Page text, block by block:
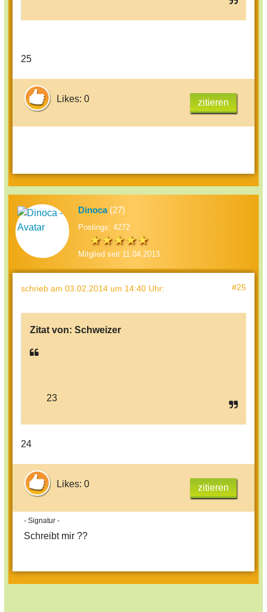
25
Likes: 0 zitieren
Dinoca(27)
Postings: 4272
Mitglied seit 11.04.2013
schrieb am 03.02.2014 um 14:40 Uhr: #25
Zitat von: Schweizer
23
24
Likes: 0 zitieren
- Signatur -
Schreibt mir ??